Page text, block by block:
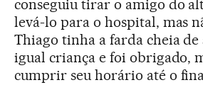
conseguiu tirar o amigo do
levá-lo para o hospital, mas
Thiago tinha a farda cheia de
igual criança e foi obrigado,
cumprir seu horário até o